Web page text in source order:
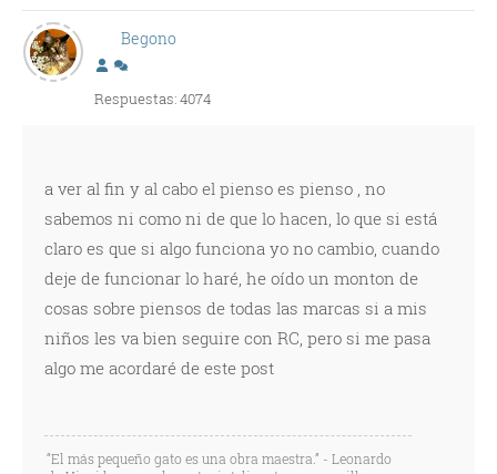
Begono
Respuestas: 4074
a ver al fin y al cabo el pienso es pienso , no
sabemos ni como ni de que lo hacen, lo que si está
claro es que si algo funciona yo no cambio, cuando
deje de funcionar lo haré, he oído un monton de
cosas sobre piensos de todas las marcas si a mis
niños les va bien seguire con RC, pero si me pasa
algo me acordaré de este post
“El más pequeño gato es una obra maestra.” - Leonardo